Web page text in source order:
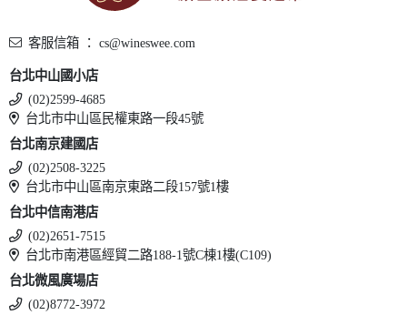
客服信箱 ： cs@wineswee.com
台北中山國小店
(02)2599-4685
台北市中山區民權東路一段45號
台北南京建國店
(02)2508-3225
台北市中山區南京東路二段157號1樓
台北中信南港店
(02)2651-7515
台北市南港區經貿二路188-1號C棟1樓(C109)
台北微風廣場店
(02)8772-3972